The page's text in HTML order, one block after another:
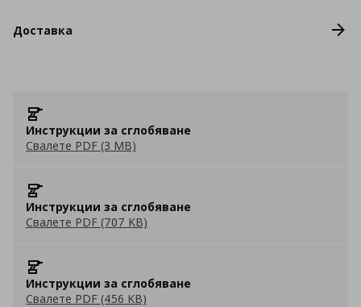
Доставка
Инструкции за сглобяване
Свалете PDF (3 MB)
Инструкции за сглобяване
Свалете PDF (707 KB)
Инструкции за сглобяване
Свалете PDF (456 KB)